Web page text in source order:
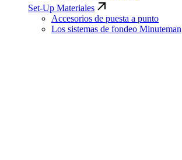
Set-Up Materiales
Accesorios de puesta a punto
Los sistemas de fondeo Minuteman